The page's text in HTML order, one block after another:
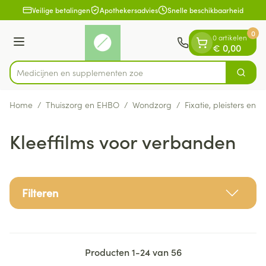
Ga naar de inhoud
1 van 1Veilige betalingen Apothekersadvies Snelle beschikbaarheid
Menu
Product, merk, categorie...
Medicijne Zoek
0 artikelen
€ 0,00
0
Home / Thuiszorg en EHBO / Wondzorg / Fixatie, pleisters en
Kleeffilms voor verbanden
Filteren
Producten1-24van56